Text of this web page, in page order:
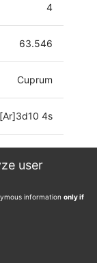
user
information only if
4
63.546
Cuprum
[Ar]3d10 4s